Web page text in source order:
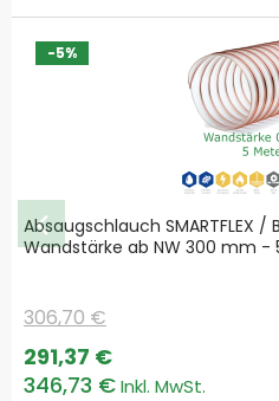
-5%
Absaugschlauch SMARTFLEX /
Wandstärke ab NW 300 mm -
Special
Price
346,73 €
291,37 €
306,70 €